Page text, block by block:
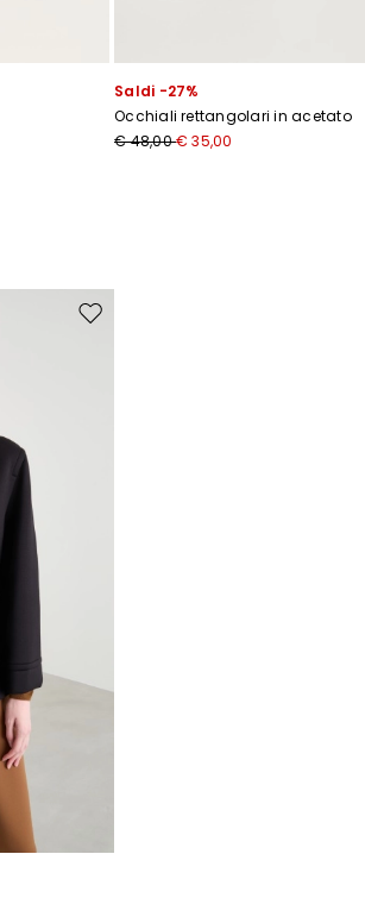
Saldi -27%
Occhiali rettangolari in acetato
€ 48,00€ 35,00
Sposta nella wishlist
Iscriviti
Iscriviti subito alla